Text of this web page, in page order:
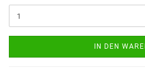
IN DEN